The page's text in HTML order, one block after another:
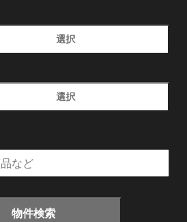
選択
選択
物件検索